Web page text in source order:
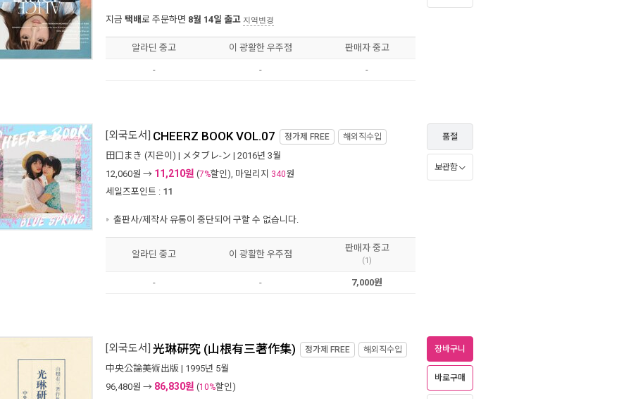
지금 택배로 주문하면 8월 14일 출고 지역변경
알라딘 중고 이 광활한 우주점 판매자 중고
- - -
[외국도서] CHEERZ BOOK VOL.07 정가제 FREE 해외직수입
田口まき (지은이) | メタブレ-ン | 2016년 3월
12,060원 → 11,210원 (7%할인), 마일리지 340원
세일즈포인트 : 11
출판사/제작사 유통이 중단되어 구할 수 없습니다.
품절
보관함
알라딘 중고 이 광활한 우주점
판매자 중고
(1)
- - 7,000원
[외국도서] 光琳硏究 (山根有三著作集) 정가제 FREE 해외직수입
中央公論美術出版 | 1995년 5월
96,480원 → 86,830원 (10%할인)
장바구니
바로구매